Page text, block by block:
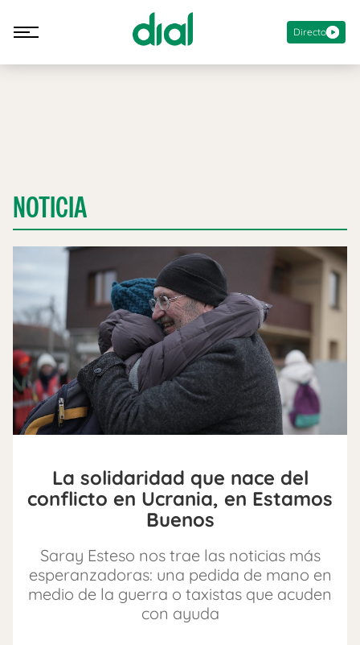
Directo
NOTICIA
La solidaridad que nace del
conflicto en Ucrania, en Estamos
Buenos
Saray Esteso nos trae las noticias más
esperanzadoras: una pedida de mano en
medio de la guerra o taxistas que acuden
con ayuda